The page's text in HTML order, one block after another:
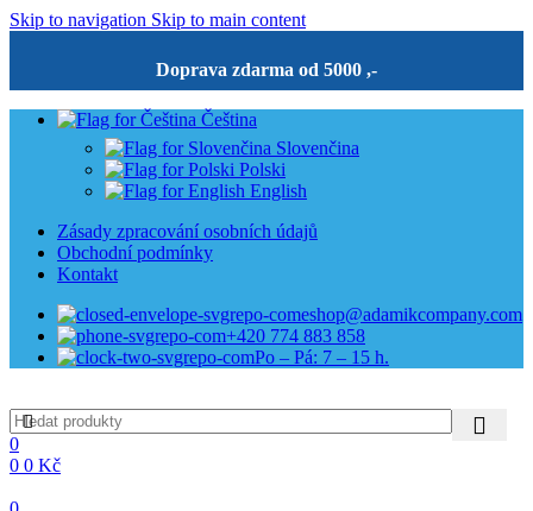
Skip to navigation Skip to main content
Doprava zdarma od 5000 ,-
Čeština
Slovenčina
Polski
English
Zásady zpracování osobních údajů
Obchodní podmínky
Kontakt
eshop@adamikcompany.com
+420 774 883 858
Po – Pá: 7 – 15 h.
0
0 0 Kč